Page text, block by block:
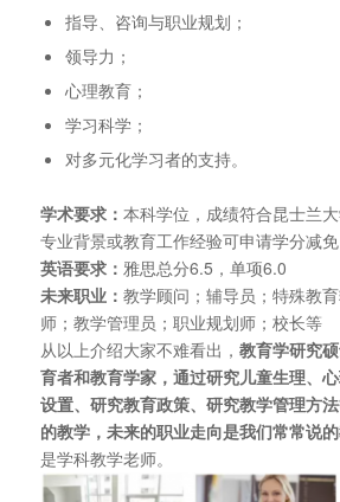
指导、咨询与职业规划；
领导力；
心理教育；
学习科学；
对多元化学习者的支持。
学术要求： 本科学位，成绩符合昆士兰
专业背景或教育工作经验可申请学分减免
英语要求： 雅思总分6.5，单项6.0
未来职业： 教学顾问；辅导员；特殊教
师；教学管理员；职业规划师；校长等
从以上介绍大家不难看出， 教育学研究
育者和教育学家，通过研究儿童生理、
设置、研究教育政策、研究教学管理方
的教学，未来的职业走向是我们常常说
是学科教学老师。